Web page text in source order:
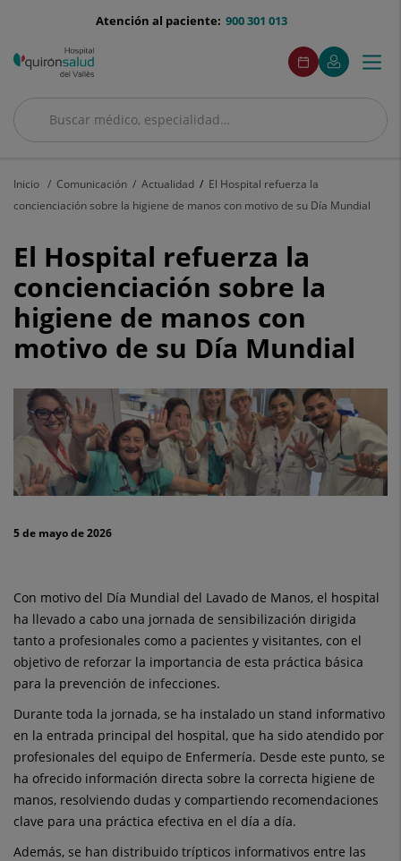
menu-
900 301 013
Atención al paciente:
Buscar
Buscar
menuAcceso
Pide
cita
Este
enlace
se
en
Mi
Quirónsalud
Este
enlace
se
en
ventana
Menú
Inicio Comunicación Actualidad
El Hospital refuerza la
concienciación sobre la higiene de manos con motivo de su Día Mundial
El
Hospital
refuerza
la
concienciación
sobre
la
higiene
con
motivo
de
su
Día
Mundial
El Hospital refuerza la
concienciación sobre la
higiene de manos con
motivo de su Día Mundial
5 de mayo de 2026
Con motivo del Día Mundial del Lavado de Manos, el hospital
ha llevado a cabo una jornada de sensibilización dirigida
tanto a profesionales como a pacientes y visitantes, con el
objetivo de reforzar la importancia de esta práctica básica
para la prevención de infecciones.
Durante toda la jornada, se ha instalado un stand informativo
en la entrada principal del hospital, que ha sido atendido por
profesionales del equipo de Enfermería. Desde este punto, se
ha ofrecido información directa sobre la correcta higiene de
manos, resolviendo dudas y compartiendo recomendaciones
clave para una práctica efectiva en el día a día.
Además, se han distribuido trípticos informativos entre las